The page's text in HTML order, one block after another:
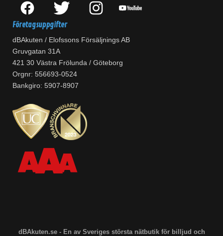
Företagsuppgifter
dBAkuten / Elofssons Försäljnings AB
Gruvgatan 31A
421 30 Västra Frölunda / Göteborg
Orgnr: 556693-0524
Bankgiro: 5907-8907
dBAkuten.se - En av Sveriges största nätbutik för billjud och